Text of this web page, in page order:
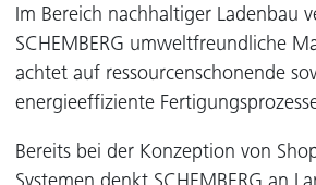
Im Bereich nachhaltiger Ladenbau
SCHEMBERG umweltfreundliche
achtet auf ressourcenschonende
energieeffiziente
Bereits bei der Konzeption von
Systemen denkt SCHEMBERG an